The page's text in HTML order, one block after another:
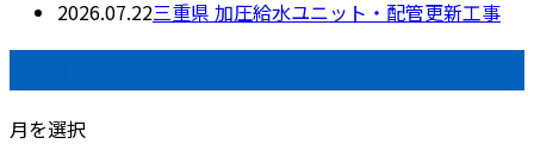
2026.07.22三重県 加圧給水ユニット・配管更新工事
月を選択